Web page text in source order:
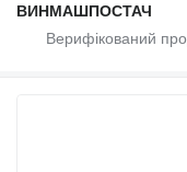
ВИНМАШПОСТАЧ